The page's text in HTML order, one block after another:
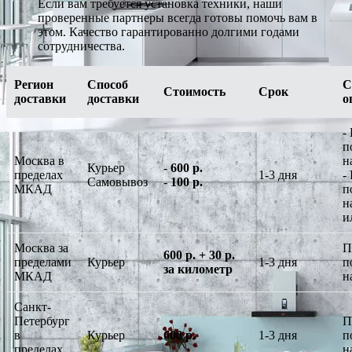
Если вам требуется установка техники, наши
проверенные партнеры всегда готовы помочь вам в
этом. Качество гарантированно долгими годами
сотрудничества.
Регион
доставки
Способ
доставки
Стоимость Срок
Москва в
пределах
МКАД
Курьер
Самовывоз
-600 р.
-100 р.
1-3 дня
-
-
Москва за
пределами
МКАД
Курьер
600 р. + 30 р.
за километр
1-3 дня
Санкт-
Петербург
в
пределах
Курьер 600 р. 1-3 дня